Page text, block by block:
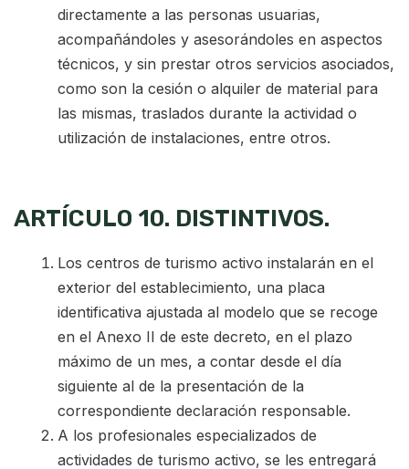
directamente a las personas usuarias,
acompañándoles y asesorándoles en aspectos
técnicos, y sin prestar otros servicios asociados,
como son la cesión o alquiler de material para
las mismas, traslados durante la actividad o
utilización de instalaciones, entre otros.
ARTÍCULO 10. DISTINTIVOS.
Los centros de turismo activo instalarán en el
exterior del establecimiento, una placa
identificativa ajustada al modelo que se recoge
en el Anexo II de este decreto, en el plazo
máximo de un mes, a contar desde el día
siguiente al de la presentación de la
correspondiente declaración responsable.
A los profesionales especializados de
actividades de turismo activo, se les entregará